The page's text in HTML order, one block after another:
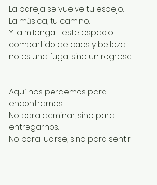
La pareja se vuelve tu espejo.
La música, tu camino.
Y la milonga—este espacio
compartido de caos y belleza—
no es una fuga, sino un regreso.
Aquí, nos perdemos para
encontrarnos.
No para dominar, sino para
entregarnos.
No para lucirse, sino para sentir.